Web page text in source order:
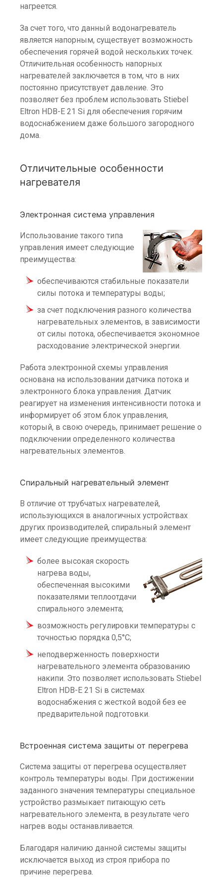
нагреется.
За счет того, что данный водонагреватель
является напорным, существует возможность
обеспечения горячей водой нескольких точек.
Отличительная особенность напорных
нагревателей заключается в том, что в них
постоянно присутствует давление. Это
позволяет без проблем использовать Stiebel
Eltron HDB-E 21 Si для обеспечения горячим
водоснабжением даже большого загородного
дома.
Отличительные особенности
нагревателя
Электронная система управления
Использование такого типа
управления имеет следующие
преимущества:
обеспечиваются стабильные показатели
силы потока и температуры воды;
за счет подключения разного количества
нагревательных элементов, в зависимости
от силы потока, обеспечивается экономное
расходование электрической энергии.
Работа электронной схемы управления
основана на использовании датчика потока и
электронного блока управления. Датчик
реагирует на изменения интенсивности потока и
информирует об этом блок управления,
который, в свою очередь, принимает решение о
подключении определенного количества
нагревательных элементов.
Спиральный нагревательный элемент
В отличие от трубчатых нагревателей,
использующихся в аналогичных устройствах
других производителей, спиральный элемент
имеет следующие преимущества:
более высокая скорость
нагрева воды,
обеспеченная высокими
показателями теплоотдачи
спирального элемента;
возможность регулировки температуры с
точностью порядка 0,5°C;
неподверженность поверхности
нагревательного элемента образованию
накипи. Это позволяет использовать Stiebel
Eltron HDB-E 21 Si в системах
водоснабжения с жесткой водой без ее
предварительной подготовки.
Встроенная система защиты от перегрева
Система защиты от перегрева осуществляет
контроль температуры воды. При достижении
заданного значения температуры специальное
устройство размыкает питающую сеть
нагревательного элемента, в результате чего
нагрев воды останавливается.
Благодаря наличию данной системы защиты
исключается выход из строя прибора по
причине перегрева.